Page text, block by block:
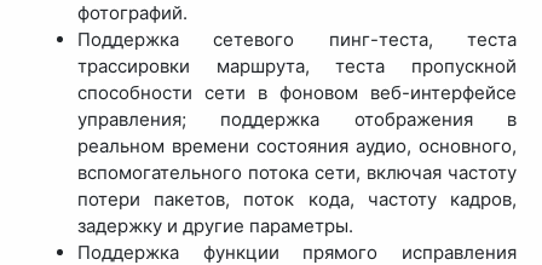
фотографий.
Поддержка сетевого пинг-теста, теста
трассировки маршрута, теста пропускной
способности сети в фоновом веб-интерфейсе
управления; поддержка отображения в
реальном времени состояния аудио, основного,
вспомогательного потока сети, включая частоту
потери пакетов, поток кода, частоту кадров,
задержку и другие параметры.
Поддержка функции прямого исправления